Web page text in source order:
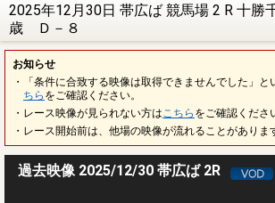
2025年12月30日 帯広ば 競馬場 2 R 十
歳 Ｄ－８
お知らせ
・「条件に合致する映像は取得できませんでした」と
ちら をご確認ください。
・レース映像が見られない方は こちら をご確認くださ
・レース開始前は、他場の映像が流れることがありま
過去映像 2025/12/30 帯広ば 2R